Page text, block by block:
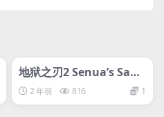
svip专属
地狱之刃2 Senua’s Sag
a: Hellblade II
2 年前 816 1